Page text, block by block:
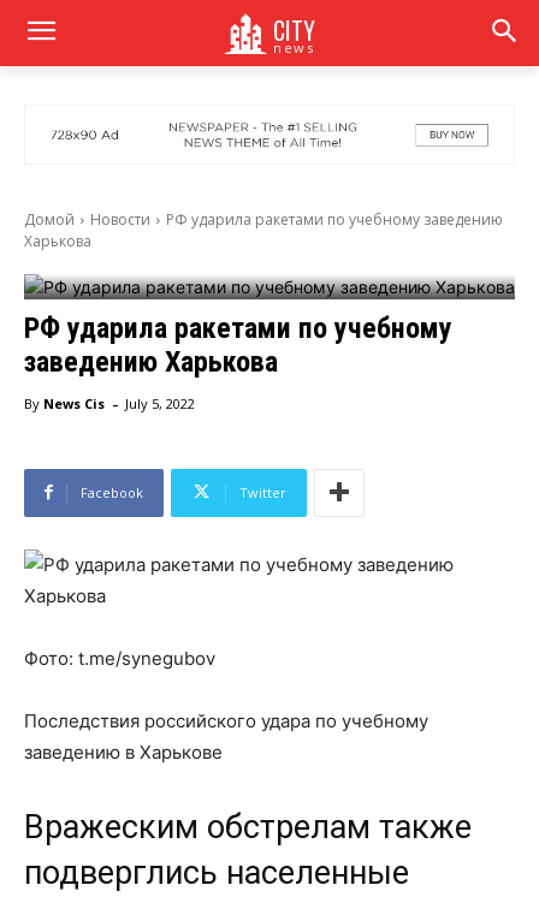
CITY
news
Домой Новости
РФ ударила ракетами по учебному заведению
Харькова
РФ ударила ракетами по учебному
заведению Харькова
By News Cis - July 5, 2022
Facebook Twitter
Фото: t.me/synegubov
Последствия российского удара по учебному
заведению в Харькове
Вражеским обстрелам также
подверглись населенные